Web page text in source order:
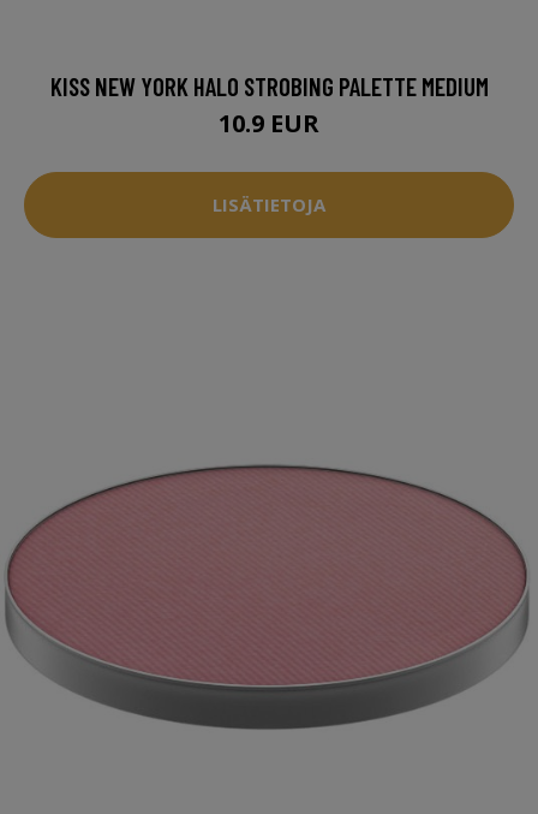
KISS NEW YORK HALO STROBING PALETTE MEDIUM
10.9 EUR
LISÄTIETOJA